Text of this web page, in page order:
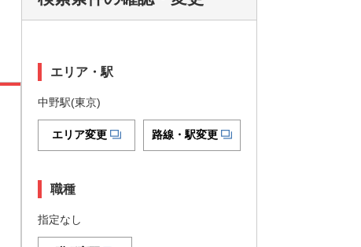
エリア・駅
中野駅(東京)
エリア変更 路線・駅変更
職種
指定なし